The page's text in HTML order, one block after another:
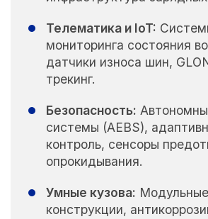
Телематика и IoT:
мониторинга состояния
датчики износа шин,
трекинг.
Безопасность:
системы (AEBS),
контроль, сенсоры
опрокидывания.
Умные кузова: Модульные
конструкции,